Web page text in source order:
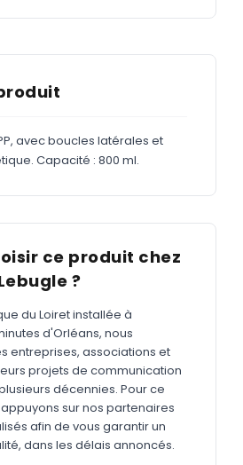
Nouveau
avec boucles latérales et
Capacité : 800 ml.
ce produit chez
?
du Loiret installée à
d'Orléans, nous
entreprises, associations et
projets de communication
décennies. Pour ce
sur nos partenaires
afin de vous garantir un
dans les délais annoncés.